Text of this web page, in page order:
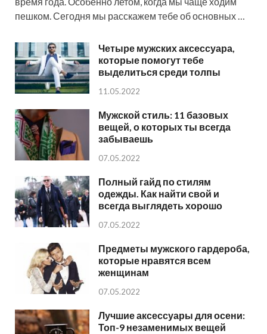
пешком. Сегодня мы расскажем тебе об основных …
Четыре мужских аксессуара,
которые помогут тебе
выделиться среди толпы
11.05.2022
Мужской стиль: 11 базовых
вещей, о которых ты всегда
забываешь
07.05.2022
Полный гайд по стилям
одежды. Как найти свой и
всегда выглядеть хорошо
07.05.2022
Предметы мужского гардероба,
которые нравятся всем
женщинам
07.05.2022
Лучшие аксессуары для осени:
Топ-9 незаменимых вещей